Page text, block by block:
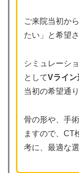
ご来院当初か
たい」と希望さ
シミュレーシ
としてVライン
当初の希望通り
骨の形や、手
ますので、CT
考に、最適な